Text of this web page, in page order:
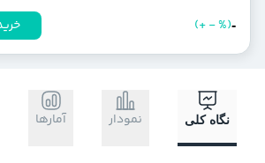
-
(+-%)
نگاه کلی نمودار آمارها